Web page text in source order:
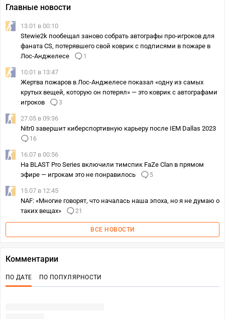
Главные новости
13.01 в 00:10
Stewie2k пообещал заново собрать автографы про-игроков для
фаната CS, потерявшего свой коврик с подписями в пожаре в
Лос-Анджелесе
1
10.01 в 13:47
Жертва пожаров в Лос-Анджелесе показал «одну из самых
крутых вещей, которую он потерял» — это коврик с автографами
игроков
3
27.05 в 09:36
Nitr0 завершит киберспортивную карьеру после IEM Dallas 2023
16
16.07 в 00:56
На BLAST Pro Series включили тимспик FaZe Clan в прямом
эфире — игрокам это не понравилось
5
15.07 в 12:45
NAF: «Многие говорят, что началась наша эпоха, но я не думаю о
таких вещах»
21
ВСЕ НОВОСТИ
Комментарии
ПО ДАТЕ ПО ПОПУЛЯРНОСТИ